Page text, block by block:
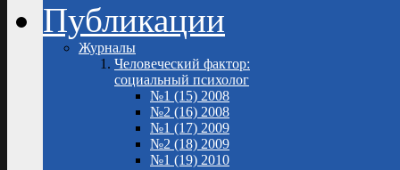
Публикации
Журналы
Человеческий фактор:
социальный психолог
№1 (15) 2008
№2 (16) 2008
№1 (17) 2009
№2 (18) 2009
№1 (19) 2010